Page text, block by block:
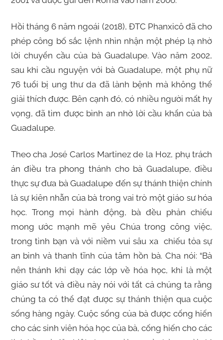
Hồi tháng 6 năm ngoái (2018), ĐTC Phanxicô đã cho
phép công bố sắc lệnh nhìn nhận một phép lạ nhờ
lời chuyển cầu của bà Guadalupe. Vào năm 2002,
sau khi cầu nguyện với bà Guadalupe, một phụ nữ
76 tuổi bị ung thư da đã lành bệnh mà không thể
giải thích được. Bên cạnh đó, có nhiều người mất hy
vọng, đã tìm được bình an nhờ lời cầu khẩn của bà
Guadalupe.
Theo cha José Carlos Martinez de la Hoz, phụ trách
án điều tra phong thánh cho bà Guadalupe, điều
thực sự đưa bà Guadalupe đến sự thánh thiện chính
là sự kiên nhẫn của bà trong vai trò một giáo sư hóa
học. Trong mọi hành động, bà đều phản chiếu
mong ước mạnh mẽ yêu Chúa trong công việc,
trong tình bạn và với niềm vui sâu xa chiếu tỏa sự
an bình và thanh tĩnh của tâm hồn bà. Cha nói: “Bà
nên thánh khi dạy các lớp về hóa học, khi là một
giáo sư tốt và điều này nói với tất cả chúng ta rằng
chúng ta có thể đạt được sự thánh thiện qua cuộc
sống hàng ngày. Cuộc sống của bà được cống hiến
cho các sinh viên hóa học của bà, cống hiến cho các